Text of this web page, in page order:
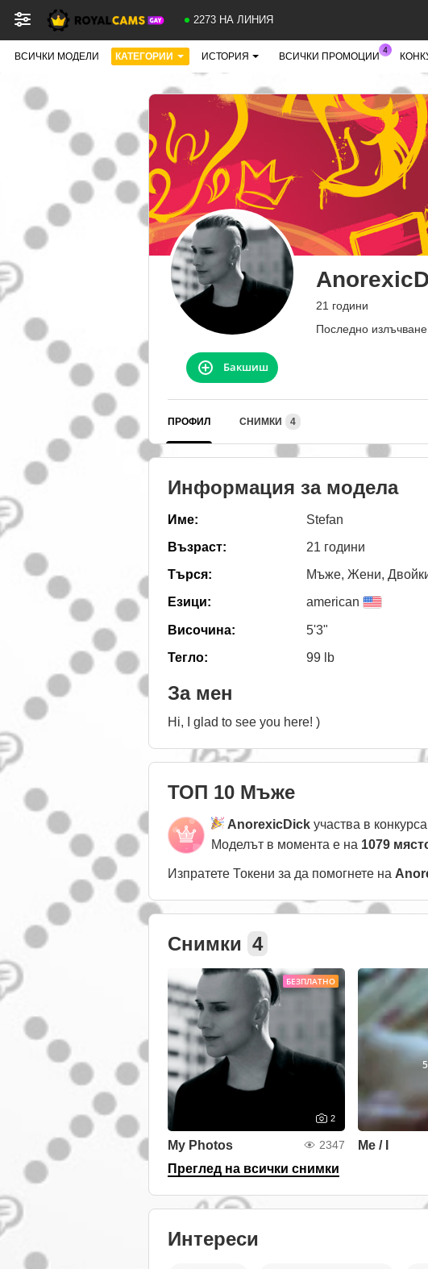
2273 НА ЛИНИЯ
ВСИЧКИ МОДЕЛИ КАТЕГОРИИ ИСТОРИЯ ВСИЧКИ ПРОМОЦИИ
21 години
Последно
Бакшиш
ПРОФИЛ СНИМКИ 4
Информация за модела
Име:
Stefan
Възраст:
21 години
Търся:
Мъже, Жени,
Езици:
american
Височина:
5'3"
Тегло:
99 lb
За мен
Hi, I glad to see you here! )
ТОП 10 Мъже
AnorexicDick участва в конкурса
Моделът в момента е на 1079
Изпратете Токени за да помогнете на
Снимки 4
БЕЗПЛАТНО
2
My Photos 2347 Me / I
Преглед на всички снимки
Интереси